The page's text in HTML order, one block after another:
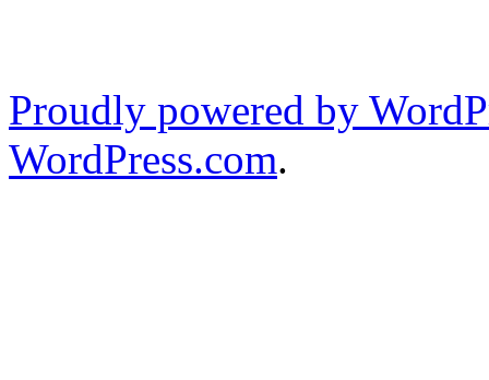
Proudly powered by
WordPress.com.